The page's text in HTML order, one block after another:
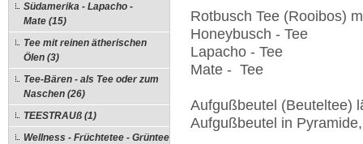
Südamerika - Lapacho -
Mate (15)
Tee mit reinen ätherischen
Ölen (3)
Tee-Bären - als Tee oder zum
Naschen (26)
TEESTRAUß (1)
Wellness - Früchtetee - Grüntee
Rotbusch Tee (Rooibos)
Honeybusch - Tee
Lapacho - Tee
Mate - Tee
Aufgußbeutel (Beuteltee)
Aufgußbeutel in